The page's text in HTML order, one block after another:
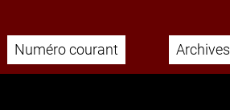
Numéro courant Archives